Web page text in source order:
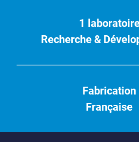
1
Recherche &
Fabrication
Française